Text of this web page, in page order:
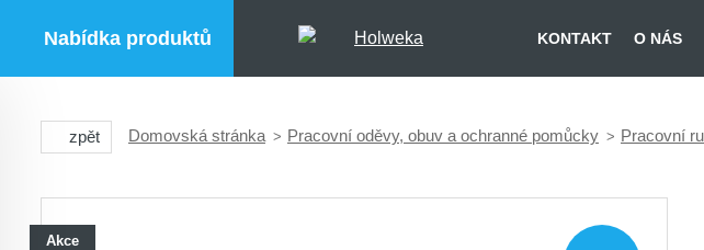
Nabídka produktů KONTAKT O NÁS
zpět Domovská stránka Pracovní oděvy, obuv a ochranné pomůcky Pracovní
Akce